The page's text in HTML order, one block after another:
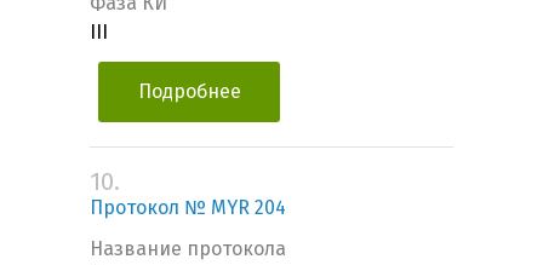
Подробнее
10.
Протокол № MYR 204
Название протокола